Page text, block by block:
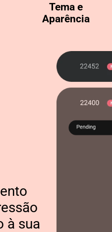
Tema e
Aparência
à sua